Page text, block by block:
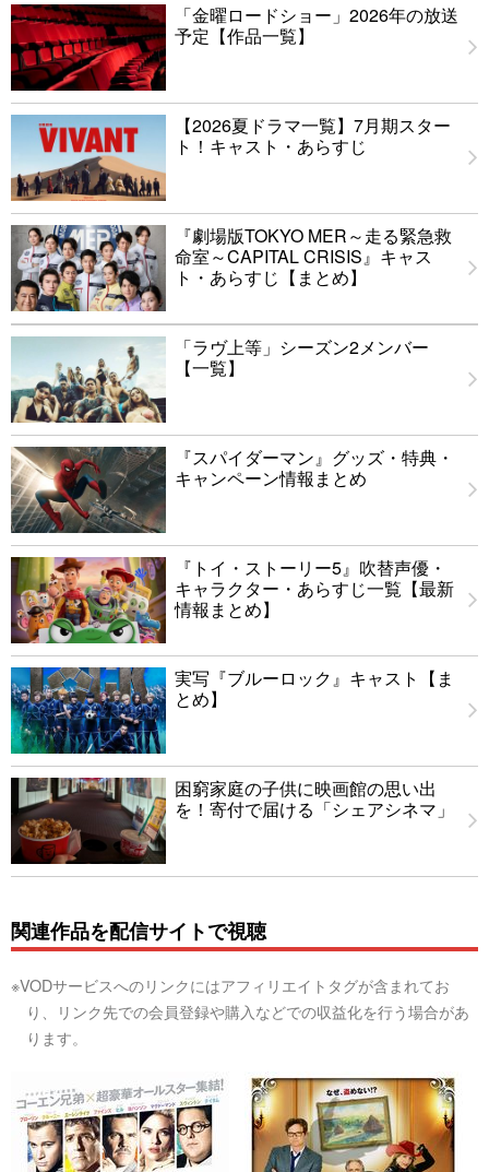
「金曜ロードショー」2026年の放送
予定【作品一覧】
【2026夏ドラマ一覧】7月期スター
ト！キャスト・あらすじ
『劇場版TOKYO MER～走る緊急救
命室～CAPITAL CRISIS』キャス
ト・あらすじ【まとめ】
「ラヴ上等」シーズン2メンバー
【一覧】
『スパイダーマン』グッズ・特典・
キャンペーン情報まとめ
『トイ・ストーリー5』吹替声優・
キャラクター・あらすじ一覧【最新
情報まとめ】
実写『ブルーロック』キャスト【ま
とめ】
困窮家庭の子供に映画館の思い出
を！寄付で届ける「シェアシネマ」
関連作品を配信サイトで視聴
※VODサービスへのリンクにはアフィリエイトタグが含まれてお
り、リンク先での会員登録や購入などでの収益化を行う場合があ
ります。